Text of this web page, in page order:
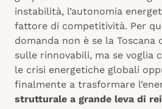
instabilità, l’autonomia
fattore di competitività. Per
domanda non è se la Toscana
sulle rinnovabili, ma se voglia
le crisi energetiche globali
finalmente a trasformare
strutturale a grande leva di